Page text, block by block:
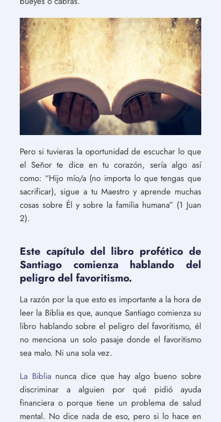
Pero si tuvieras la oportunidad de escuchar lo que
el Señor te dice en tu corazón, sería algo así
como: “Hijo mío/a (no importa lo que tengas que
sacrificar), sigue a tu Maestro y aprende muchas
cosas sobre Él y sobre la familia humana” (1 Juan
2).
Este capítulo del libro profético de
Santiago comienza hablando del
peligro del favoritismo.
La razón por la que esto es importante a la hora de
leer la Biblia es que, aunque Santiago comienza su
libro hablando sobre el peligro del favoritismo, él
no menciona un solo pasaje donde el favoritismo
sea malo. Ni una sola vez.
La Biblianunca dice que hay algo bueno sobre
discriminar a alguien por qué pidió ayuda
financiera o porque tiene un problema de salud
mental. No dice nada de eso, pero si lo hace en